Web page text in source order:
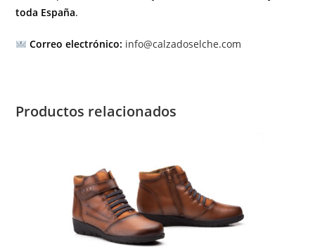
toda España.
Correo electrónico: info@calzadoselche.com
Productos relacionados